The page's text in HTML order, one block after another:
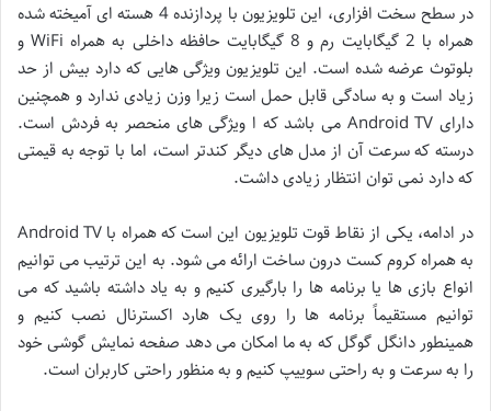
در سطح سخت افزاری، این تلویزیون با پردازنده 4 هسته ای آمیخته شده
همراه با 2 گیگابایت رم و 8 گیگابایت حافظه داخلی به همراه WiFi و
بلوتوث عرضه شده است. این تلویزیون ویژگی هایی که دارد بیش از حد
زیاد است و به سادگی قابل حمل است زیرا وزن زیادی ندارد و همچنین
دارای Android TV می باشد که ا ویژگی های منحصر به فردش است.
درسته که سرعت آن از مدل های دیگر کندتر است، اما با توجه به قیمتی
که دارد نمی توان انتظار زیادی داشت.
در ادامه، یکی از نقاط قوت تلویزیون این است که همراه با Android TV
به همراه کروم کست درون ساخت ارائه می شود. به این ترتیب می توانیم
انواع بازی ها یا برنامه ها را بارگیری کنیم و به یاد داشته باشید که می
توانیم مستقیماً برنامه ها را روی یک هارد اکسترنال نصب کنیم و
همینطور دانگل گوگل که به ما امکان می دهد صفحه نمایش گوشی خود
را به سرعت و به راحتی سوییپ کنیم و به منظور راحتی کاربران است.